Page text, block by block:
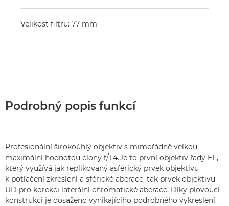
Velikost filtru: 77 mm
Podrobný popis funkcí
Profesionální širokoúhlý objektiv s mimořádně velkou
maximální hodnotou clony f/1,4.Je to první objektiv řady EF,
který využívá jak replikovaný asférický prvek objektivu
k potlačení zkreslení a sférické aberace, tak prvek objektivu
UD pro korekci laterální chromatické aberace. Díky plovoucí
konstrukci je dosaženo vynikajícího podrobného vykreslení